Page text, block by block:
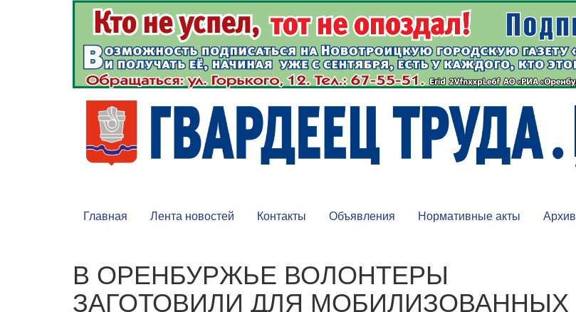
Главная Лента новостей Контакты Объявления Нормативные акты Архив
В ОРЕНБУРЖЬЕ ВОЛОНТЕРЫ
ЗАГОТОВИЛИ ДЛЯ МОБИЛИЗОВАННЫХ